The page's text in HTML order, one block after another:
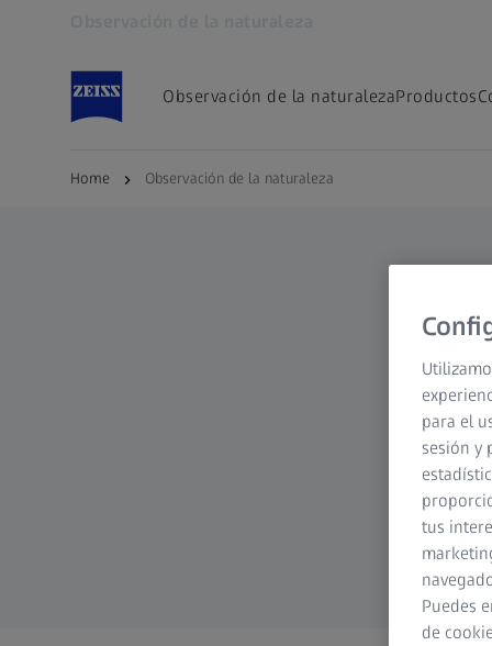
Observación de la naturalezaProductos
Home Observación de la naturaleza
para el
sesión y
tus
Puedes
de